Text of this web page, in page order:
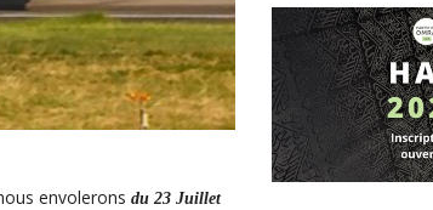
envolerons du 23 Juillet